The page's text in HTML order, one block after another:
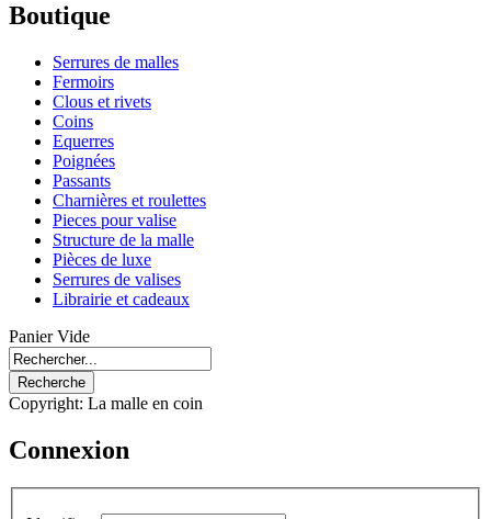
Boutique
Serrures de malles
Fermoirs
Clous et rivets
Coins
Equerres
Poignées
Passants
Charnières et roulettes
Pieces pour valise
Structure de la malle
Pièces de luxe
Serrures de valises
Librairie et cadeaux
Panier Vide
Copyright: La malle en coin
Connexion